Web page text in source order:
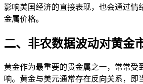
影响美国经济的直接表现，也会通过情
金属价格。
二、非农数据波动对黄金
黄金作为最重要的贵金属之一，常常受
响。黄金与美元通常存在反向关系，即